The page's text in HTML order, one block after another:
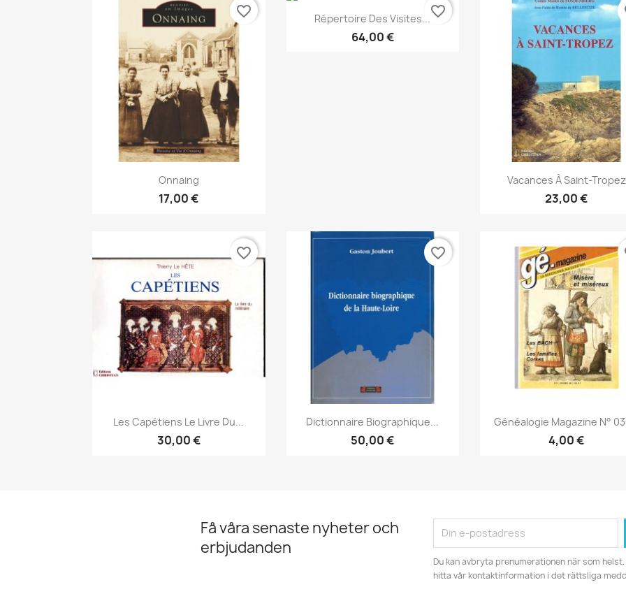
Snabbvy
Onnaing
17,00 €
favorite_border Snabbvy
Répertoire Des Visites...
64,00 €
favorite_border
Snabbvy
Vacances À Saint-Tropez
23,00 €
Snabbvy
Les Capétiens Le Livre Du...
30,00 €
favorite_border
Snabbvy
Dictionnaire Biographique...
50,00 €
favorite_border
 Snabbvy
Généalogie Magazine N°
4,00 €
Få våra senaste nyheter och
erbjudanden
Du kan avbryta prenumerationen när som
hitta vår kontaktinformation i det rättsliga